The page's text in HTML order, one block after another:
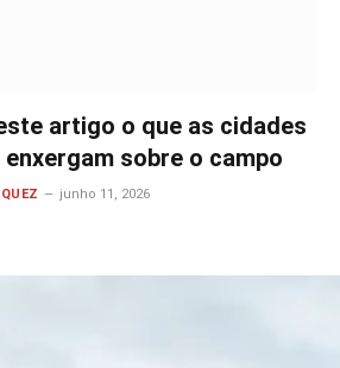
artigo o que as cidades
sobre o campo
junho 11, 2026